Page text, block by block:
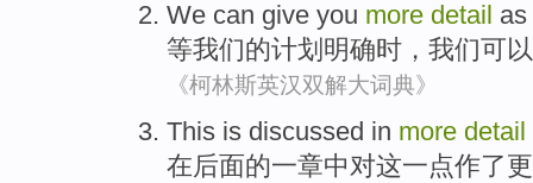
We can give you more detail as
等我们的计划 明确时， 我们可以
《柯林斯英汉双解大词典》
This is discussed in more detail
在后面的一章中对这一点作了更